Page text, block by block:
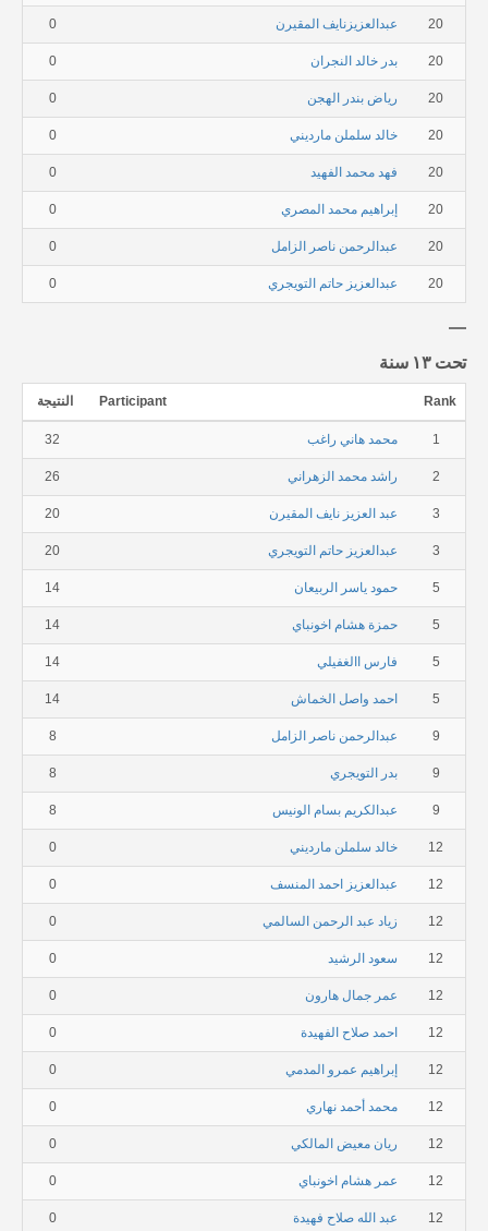
20 عبدالعزيزنايف المقيرن 0
20 بدر خالد النجران 0
20 رياض بندر الهجن 0
20 خالد سلملن مارديني 0
20 فهد محمد الفهيد 0
20 إبراهيم محمد المصري 0
20 عبدالرحمن ناصر الزامل 0
20 عبدالعزيز حاتم التويجري 0
تحت ١٣ سنة
Rank
Participant النتيجة
1 محمد هاني راغب 32
2 راشد محمد الزهراني 26
3 عبد العزيز نايف المقيرن 20
3 عبدالعزيز حاتم التويجري 20
5 حمود ياسر الربيعان 14
5 حمزة هشام اخونباي 14
5 فارس االغفيلي 14
5 احمد واصل الخماش 14
9 عبدالرحمن ناصر الزامل 8
9 بدر التويجري 8
9 عبدالكريم بسام الونيس 8
12 خالد سلملن مارديني 0
12 عبدالعزيز احمد المنسف 0
12 زياد عبد الرحمن السالمي 0
12 سعود الرشيد 0
12 عمر جمال هارون 0
12 احمد صلاح الفهيدة 0
12 إبراهيم عمرو المدمي 0
12 محمد أحمد نهاري 0
12 ريان معيض المالكي 0
12 عمر هشام اخونباي 0
12 عبد الله صلاح فهيدة 0